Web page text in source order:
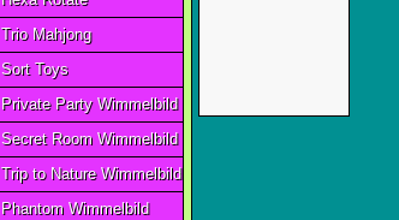
Trio Mahjong
Sort Toys
Private Party Wimmelbild
Secret Room Wimmelbild
Trip to Nature Wimmelbild
Phantom Wimmelbild